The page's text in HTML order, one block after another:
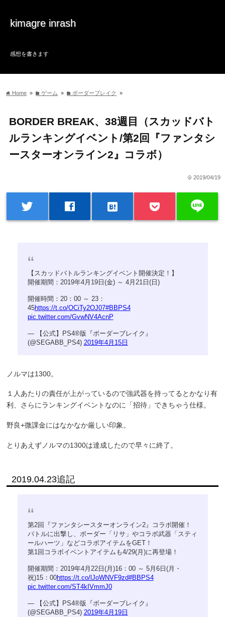
kimagre inrash
感想を書きます
home Home » folderゲーム » folderボーダーブレイク »
BORDER BREAK、38週目（スカッドバト
ルランキングイベント/第2回『ファンタシ
ースターオンライン2』コラボ）
time 2019/04/19
twitter facebook hatenabookmark line
【スカッドバトルランキングイベント開催決定！】
開催期間：2019年4月19日(金) ～ 4月21日(日)
開催時間：20：00 ～ 23：
45https://t.co/OCiTy2OJ07#BBPS4
pic.twitter.com/GvwNV4AcnP
— 【公式】PS4®版『ボーダーブレイク』
(@SEGABB_PS4) 2019年4月15日
ノルマは1300。
１人あたりの責任が上がっているので強武器を持ってるとかなり有
利、さらにランキングイベントなのに「招待」できちゃう仕様。
野良+微課金にはなかなか厳しい印象。
とりあえずノルマの1300は達成したので早々に終了。
2019.04.23追記
第2回『ファンタシースターオンライン2』コラボ開催！
バトルに出撃し、ボーダー「リサ」やコラボ武器「スティ
ールハーツ」などコラボアイテムをGET！
第1回コラボイベントアイテムも4/29(月)に再登場！
開催期間：2019年4月22日(月)16：00 ～ 5月6日(月・
祝)15：00https://t.co/lJoWNVF9zd#BBPS4
pic.twitter.com/ST4kIVmmJ0
— 【公式】PS4®版『ボーダーブレイク』
(@SEGABB_PS4) 2019年4月19日